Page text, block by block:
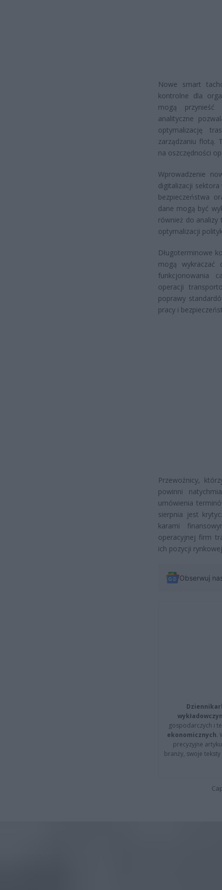
Nowe smart
kontrolne dla
mogą przynieść
analityczne
optymalizację
zarządzaniu flotą.
na oszczędności
Wprowadzenie
digitalizacji
bezpieczeństwa
dane mogą być
również do analizy
optymalizacji
Długoterminowe
mogą wykraczać
funkcjonowania
operacji
poprawy
pracy i
Przewoźnicy,
powinni
umówienia
sierpnia jest
karami
operacyjnej firm
ich pozycji
Obserwuj
gospodarczych i
ekonomicznych.
precyzyjne
branży, swoje